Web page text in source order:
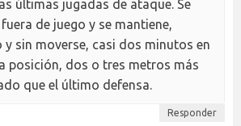
últimas jugadas de ataque. Se
de juego y se mantiene,
y sin moverse, casi dos minutos en
posición, dos o tres metros más
que el último defensa.
Responder